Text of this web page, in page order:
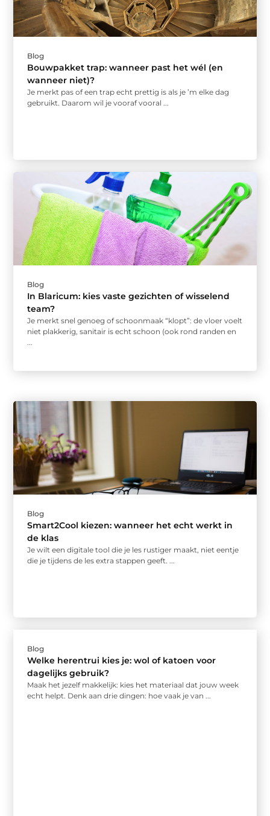
Blog
Bouwpakket trap: wanneer past het wél (en
wanneer niet)?
Je merkt pas of een trap echt prettig is als je ’m elke dag
gebruikt. Daarom wil je vooraf vooral ...
Blog
In Blaricum: kies vaste gezichten of wisselend
team?
Je merkt snel genoeg of schoonmaak “klopt”: de vloer voelt
niet plakkerig, sanitair is echt schoon (ook rond randen en
...
Blog
Smart2Cool kiezen: wanneer het echt werkt in
de klas
Je wilt een digitale tool die je les rustiger maakt, niet eentje
die je tijdens de les extra stappen geeft. ...
Blog
Welke herentrui kies je: wol of katoen voor
dagelijks gebruik?
Maak het jezelf makkelijk: kies het materiaal dat jouw week
echt helpt. Denk aan drie dingen: hoe vaak je van ...